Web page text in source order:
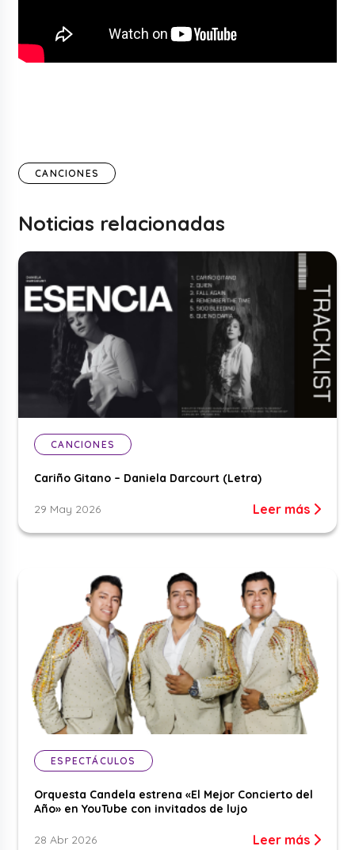
CANCIONES
Noticias relacionadas
CANCIONES
Cariño Gitano – Daniela Darcourt (Letra)
29 May 2026 Leer más
ESPECTÁCULOS
Orquesta Candela estrena «El Mejor Concierto del
Año» en YouTube con invitados de lujo
28 Abr 2026 Leer más